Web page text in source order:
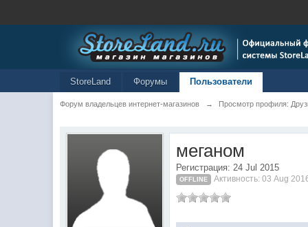
StoreLand Форумы Пользователи
Форум владельцев интернет-магазинов → Просмотр профиля:
меганом
Регистрация: 24 Jul 2015
OFFLINE Активность: 03 Aug